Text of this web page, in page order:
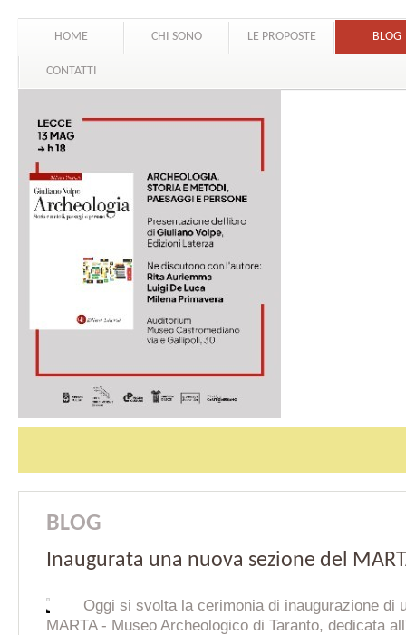
HOME CHI SONO LE PROPOSTE BLOG
CONTATTI
BLOG
Inaugurata una nuova sezione del
Oggi si svolta la cerimonia di inaugurazione di
MARTA - Museo Archeologico di Taranto, dedicata